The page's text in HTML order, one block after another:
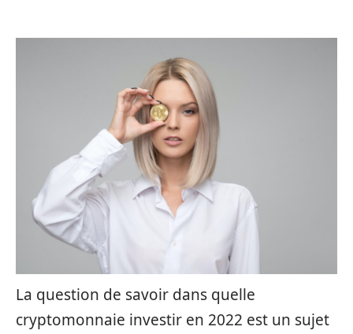
La question de savoir dans quelle
cryptomonnaie investir en 2022 est un sujet